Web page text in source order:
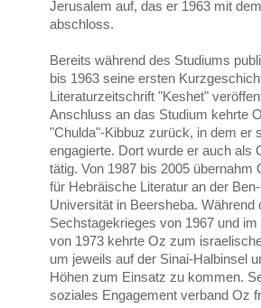
Jerusalem auf, das er 1963 mit
abschloss.
Bereits während des Studiums
bis 1963 seine ersten
Literaturzeitschrift "Keshet"
Anschluss an das Studium kehrte
"Chulda"-Kibbuz zurück, in dem er
engagierte. Dort wurde er auch als
tätig. Von 1987 bis 2005 übernahm
für Hebräische Literatur an der
Universität in Beersheba. Während
Sechstagekrieges von 1967 und
von 1973 kehrte Oz zum
um jeweils auf der Sinai-Halbinsel
Höhen zum Einsatz zu kommen.
soziales Engagement verband Oz